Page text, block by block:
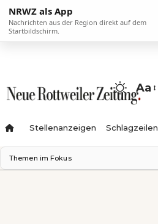
NRWZ als App
Nachrichten aus der Region direkt auf dem
Startbildschirm.
Aa
Stellenanzeigen Schlagzeilen
Themen im Fokus